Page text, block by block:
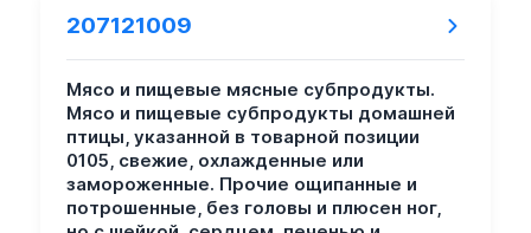
207121009
Мясо и пищевые мясные субпродукты.
Мясо и пищевые субпродукты домашней
птицы, указанной в товарной позиции
0105, свежие, охлажденные или
замороженные. Прочие ощипанные и
потрошенные, без головы и плюсен ног,